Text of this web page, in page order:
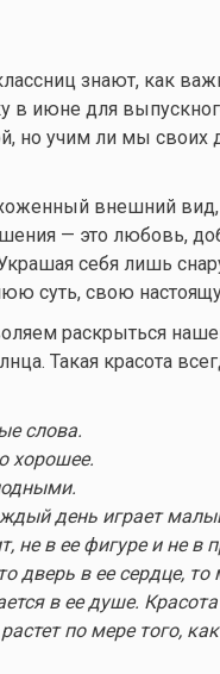
знают, как
в июне для
но учим ли мы своих
внешний вид,
— это любовь,
Украшая себя лишь
суть, свою
раскрыться
Такая красота
слова.
хорошее.
день играет
в ее фигуре и не в
дверь в ее сердце, то
в ее душе.
по мере того, как